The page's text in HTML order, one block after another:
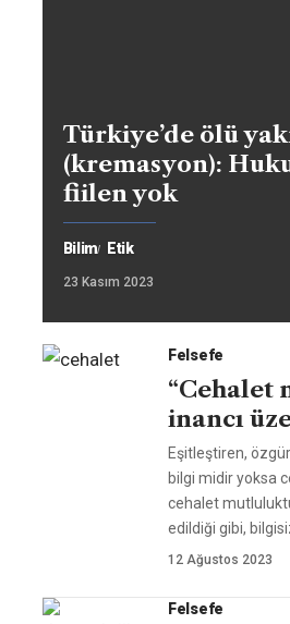
Türkiye’de ölü
(kremasyon):
fiilen yok
Bilim Etik
23 Kasım 2023
Felsefe
“Cehalet
inancı
Eşitleştiren,
bilgi midir yoksa
cehalet
edildiği gibi,
12 Ağustos 2023
Felsefe